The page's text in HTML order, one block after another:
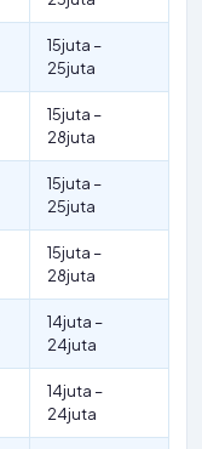
15juta –
25juta
15juta –
28juta
15juta –
25juta
15juta –
28juta
14juta –
24juta
14juta –
24juta